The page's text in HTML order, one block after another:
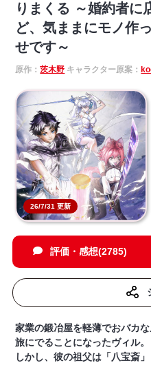
りまくる ～婚約者に
ど、気ままにモノ作
せです～
原作：茨木野 キャラクター原案：
26/7/31 更新
評価・感想(2785)
家業の鍛冶屋を軽薄でおバカ
旅にでることになったヴィル。
しかし、彼の祖父は「八宝斎